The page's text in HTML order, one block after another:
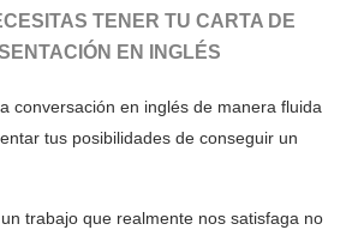
TENER TU CARTA DE
EN INGLÉS
conversación en inglés de manera fluida
tus posibilidades de conseguir un
trabajo que realmente nos satisfaga no